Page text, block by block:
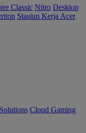
Classic Nitro Desktop
Stasiun Kerja Acer
Cloud Gaming